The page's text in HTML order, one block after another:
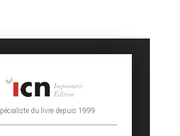
du livre depuis 1999